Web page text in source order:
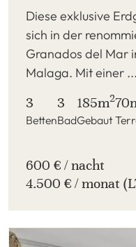
Diese exklusive
sich in der
Granados del Mar
Malaga. Mit einer ...
3
Betten
3
Bad
185m2
Gebaut
600 € / nacht
4.500 € / monat